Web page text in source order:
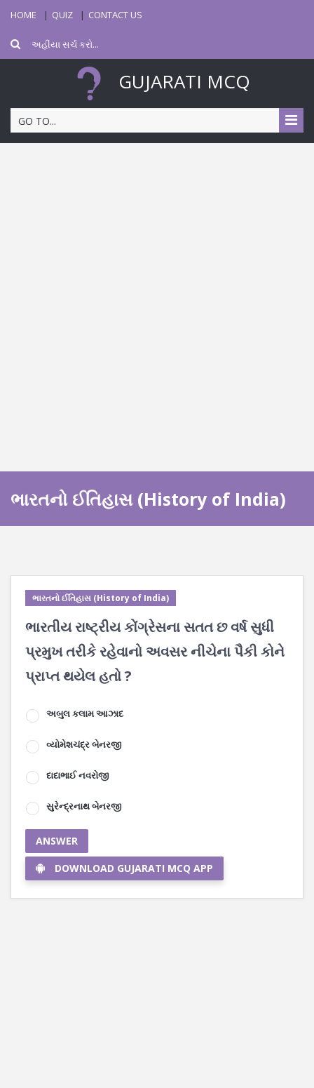
HOME QUIZ CONTACT US
GUJARATI MCQ
GO TO...
ભારતનો ઈતિહાસ (History of India)
ભારતનો ઈતિહાસ (History of India)
ભારતીય રાષ્ટ્રીય કોંગ્રેસના સતત છ વર્ષ સુધી
પ્રમુખ તરીકે રહેવાનો અવસર નીચેના પૈકી કોને
પ્રાપ્ત થયેલ હતો ?
અબુલ કલામ આઝાદ
વ્યોમેશચંદ્ર બેનરજી
દાદાભાઈ નવરોજી
સુરેન્દ્રનાથ બેનરજી
ANSWER
DOWNLOAD GUJARATI MCQ APP